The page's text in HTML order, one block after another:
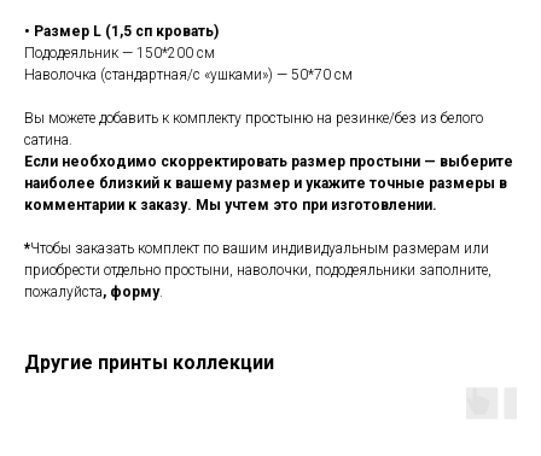
• Размер L (1,5 сп кровать)
Пододеяльник — 150*200 см
Наволочка (стандартная/с «ушками») — 50*70 см
Вы можете добавить к комплекту простыню на резинке/без из белого
сатина.
Если необходимо скорректировать размер простыни — выберите
наиболее близкий к вашему размер и укажите точные размеры в
комментарии к заказу. Мы учтем это при изготовлении.
*Чтобы заказать комплект по вашим индивидуальным размерам или
приобрести отдельно простыни, наволочки, пододеяльники заполните,
пожалуйста, форму.
Другие принты коллекции